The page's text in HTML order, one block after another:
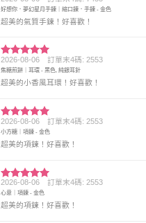
評分5 滿
分 5
好想你．夢幻星月手鍊｜縮口鍊．手鍊 - 金色
超美的氣質手鍊！好喜歡！
評分5 滿
分 5
2026-08-06 訂單末4碼: 2553
焦糖煎餅｜耳環 - 黑色, 純銀耳針
超美的小香風耳環！好喜歡！
評分5 滿
分 5
2026-08-06 訂單末4碼: 2553
小方糖｜項鍊 - 金色
超美的項鍊！好喜歡！
評分5 滿
分 5
2026-08-06 訂單末4碼: 2553
心意｜項鍊 - 金色
超美的項鍊！好喜歡！